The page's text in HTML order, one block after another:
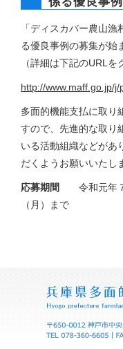
「ディスカバー農山
る優良事例の募集が始
（詳細は下記のURLを
http://www.maff.go.jp/
多面的機能支払に取り
すので、先進的な取り
いる活動組織などがあ
だくようお願いいたし
応募期間
令和元年７
（月）まで